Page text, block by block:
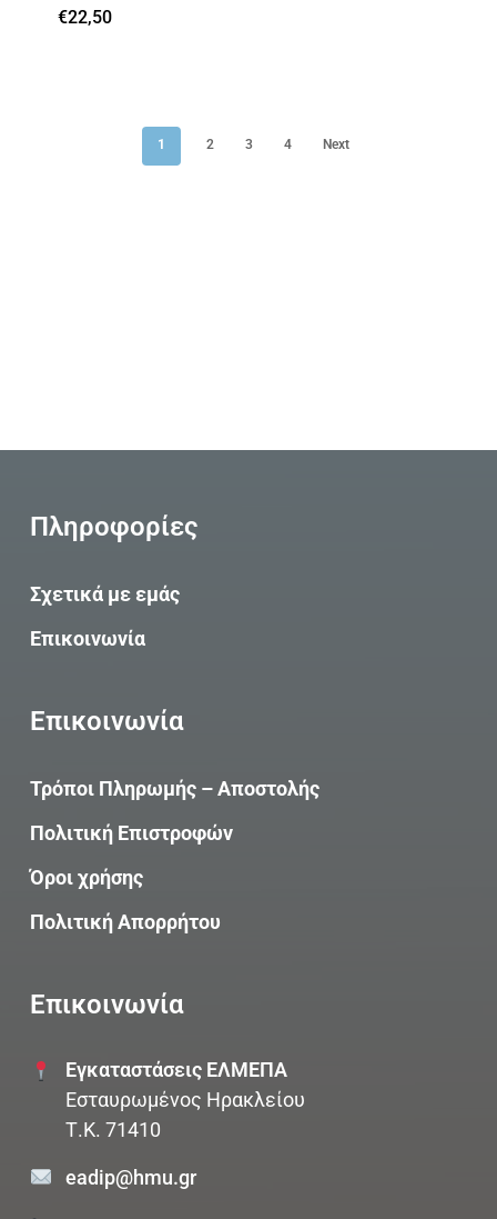
€22,50
1 2 3 4 Next
Πληροφορίες
Σχετικά με εμάς
Επικοινωνία
Επικοινωνία
Τρόποι Πληρωμής – Αποστολής
Πολιτική Επιστροφών
Όροι χρήσης
Πολιτική Aπορρήτου
Επικοινωνία
Εγκαταστάσεις ΕΛΜΕΠΑ
Εσταυρωμένος Ηρακλείου
Τ.Κ. 71410
eadip@hmu.gr